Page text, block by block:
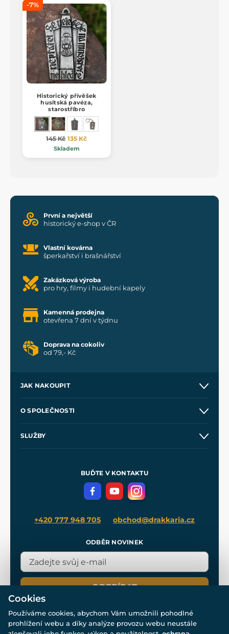
-7%
Historický přívěšek
husitská pavéza,
starostříbro
145 Kč 135 Kč
Skladem
První a největší
historický e-shop v ČR
Vlastní kovárna
šperkařství i brašnářství
Zakázková výroba
pro hry, filmy i hudební kapely
Kamenná prodejna
otevřena 7 dní v týdnu
Doprava na cokoliv
od 79,- Kč
JAK NAKOUPIT
Velkoobchod
O SPOLEČNOSTI
SLUŽBY
Meče pro Kingdom Come
BUĎTE V KONTAKTU
+420 777 948 705 obchod@drakkaria.cz
ODBĚR NOVINEK
ODEBÍRAT
Cookies
Používáme cookies, abychom Vám umožnili pohodlné
prohlížení webu a díky analýze provozu webu neustále